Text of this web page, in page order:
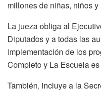
millones de niñas, niños
La jueza obliga al
Diputados y a todas las
implementación de los
Completo y La Escuela
También, incluye a la